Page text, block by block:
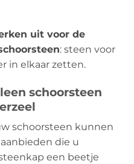
uit voor de
: steen voor
in elkaar zetten.
schoorsteen
schoorsteen kunnen
die u
een beetje